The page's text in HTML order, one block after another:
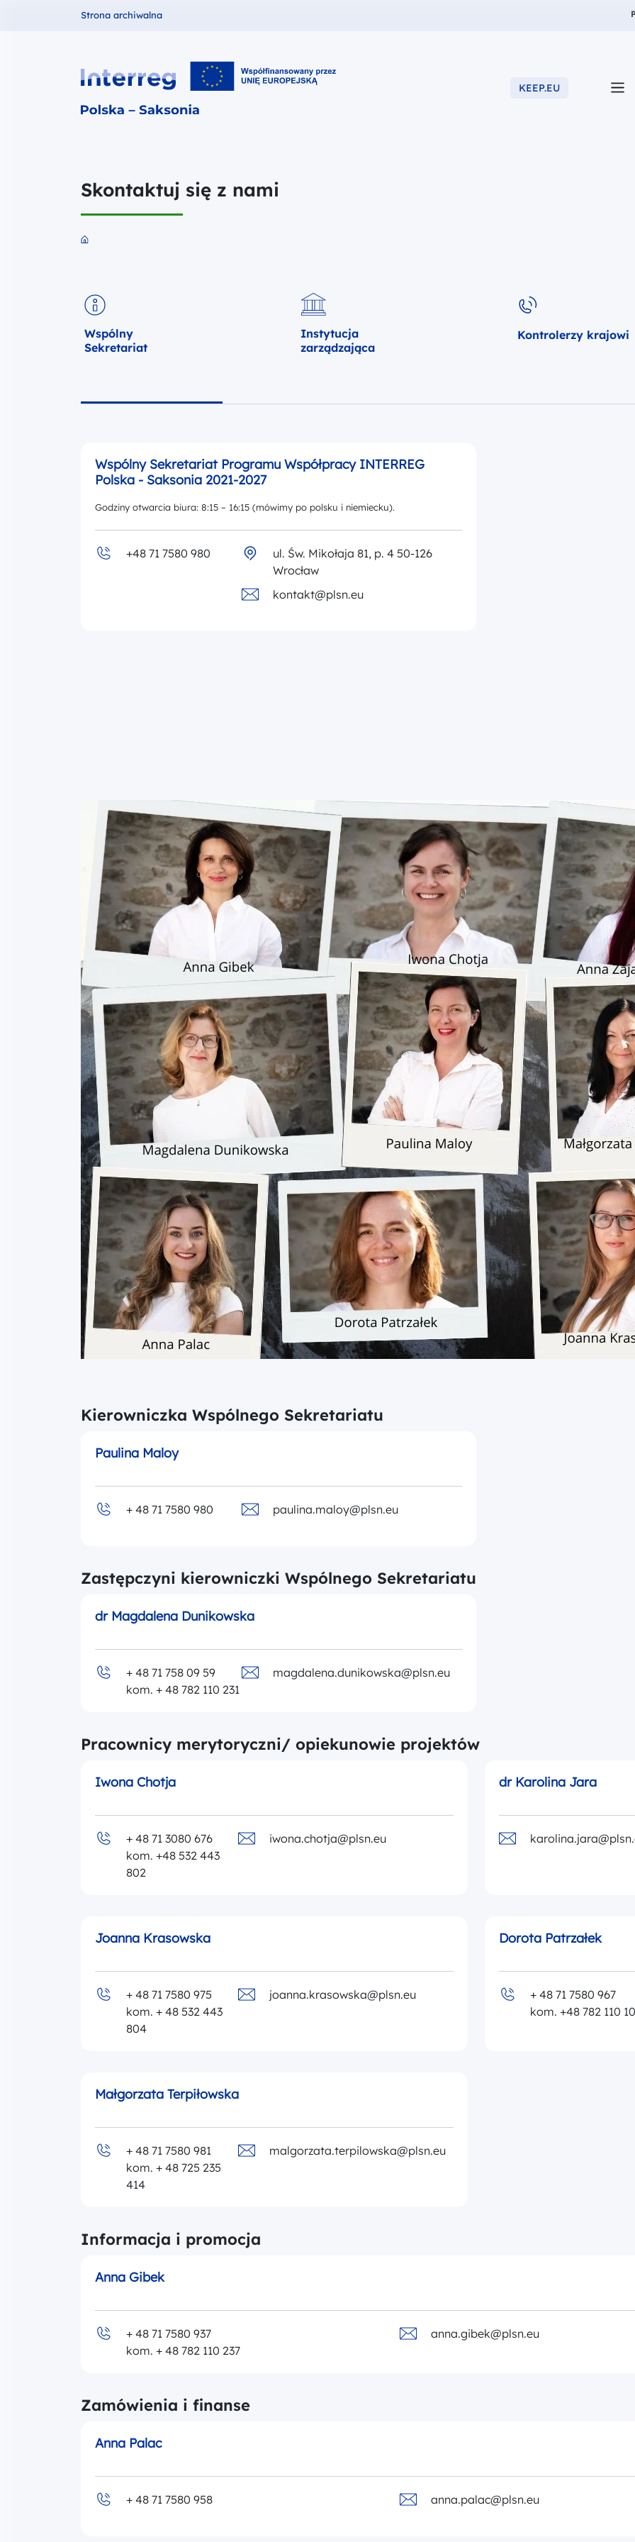
Fundusze dla
Strona archiwalna
Interreg PL-SN 2021-2027 KEEP.EU
Skontaktuj się z nami
Przejdź do strony głównej portalu
Wspólny
Sekretariat
Instytucja
zarządzająca
Kontrolerzy krajowi
Wspólny Sekretariat Programu Współpracy INTERREG
Polska - Saksonia 2021-2027
Godziny otwarcia biura: 8:15 – 16:15 (mówimy po polsku i niemiecku).
+48 71 7580 980
ul. Św. Mikołaja 81, p. 4 50-126
Wrocław
kontakt@plsn.eu
Kierowniczka Wspólnego Sekretariatu
Paulina Maloy
+ 48 71 7580 980 paulina.maloy@plsn.eu
Zastępczyni kierowniczki Wspólnego Sekretariatu
dr Magdalena Dunikowska
+ 48 71 758 09 59
kom. + 48 782 110 231
magdalena.dunikowska@plsn.eu
Pracownicy merytoryczni/ opiekunowie projektów
Iwona Chotja
+ 48 71 3080 676
kom. +48 532 443
802
iwona.chotja@plsn.eu
dr Karolina Jara
Joanna Krasowska
+ 48 71 7580 975
kom. + 48 532 443
804
joanna.krasowska@plsn.eu
Dorota Patrzałek
+ 48 71 7580 967
kom. +48 782 110
Małgorzata Terpiłowska
+ 48 71 7580 981
kom. + 48 725 235
414
malgorzata.terpilowska@plsn.eu
Informacja i promocja
Anna Gibek
+ 48 71 7580 937
kom. + 48 782 110 237
anna.gibek@plsn.eu
Zamówienia i finanse
Anna Palac
+ 48 71 7580 958 anna.palac@plsn.eu